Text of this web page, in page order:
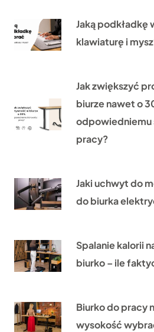
Jaką podkładkę
klawiaturę i
Jak zwiększyć
biurze nawet o
odpowiedniemu
pracy?
Jaki uchwyt do
do biurka
Spalanie kalorii
biurko – ile
Biurko do pracy
wysokość